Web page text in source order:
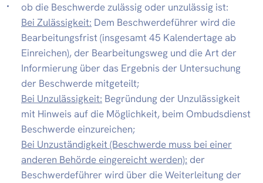
ob die Beschwerde zulässig oder unzulässig ist:
Bei Zulässigkeit: Dem Beschwerdeführer wird die
Bearbeitungsfrist (insgesamt 45 Kalendertage ab
Einreichen), der Bearbeitungsweg und die Art der
Informierung über das Ergebnis der Untersuchung
der Beschwerde mitgeteilt;
Bei Unzulässigkeit: Begründung der Unzulässigkeit
mit Hinweis auf die Möglichkeit, beim Ombudsdienst
Beschwerde einzureichen;
Bei Unzuständigkeit (Beschwerde muss bei einer
anderen Behörde eingereicht werden): der
Beschwerdeführer wird über die Weiterleitung der